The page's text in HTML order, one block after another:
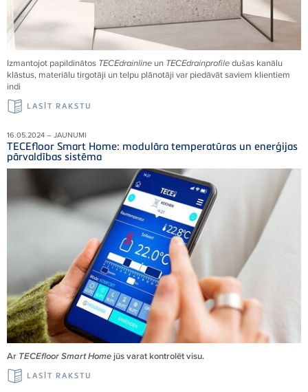
Izmantojot papildinātos TECEdrainline un TECEdrainprofiledušas kanālu
klāstus, materiālu tirgotāji un telpu plānotāji var piedāvāt saviem klientiem
indi
LASĪT RAKSTU
16.05.2024 – JAUNUMI
TECEfloor Smart Home: modulāra temperatūras un enerģijas
pārvaldības sistēma
Ar TECEfloor Smart Homejūs varat kontrolēt visu.
LASĪT RAKSTU